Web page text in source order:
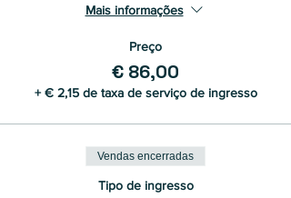
Mais informações
Preço
€ 86,00
+ € 2,15 de taxa de serviço de ingresso
Vendas encerradas
Tipo de ingresso